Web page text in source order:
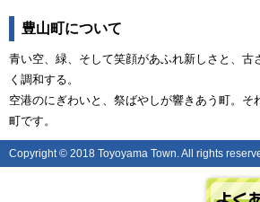
豊山町について
青い空、緑、そして笑顔があふれ新しさと、古
く調和する。
空港のにぎわいと、祭ばやしが響きあう町。そ
町です。
Copyright © 2018 Toyoyama Town. All rights